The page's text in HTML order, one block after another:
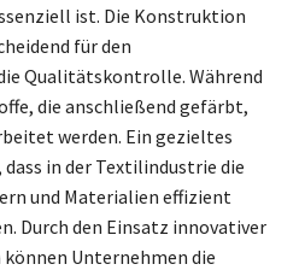
ist. Die Konstruktion
für den
Qualitätskontrolle. Während
die anschließend gefärbt,
werden. Ein gezieltes
in der Textilindustrie die
und Materialien effizient
Durch den Einsatz innovativer
Unternehmen die